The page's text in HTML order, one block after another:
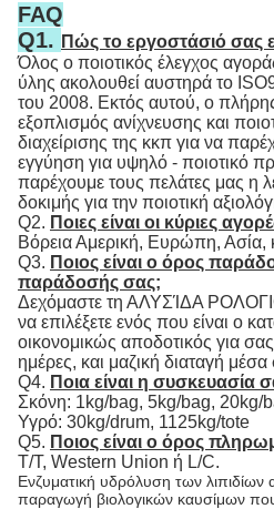
FAQ
Q1. Πώς το εργοστάσιό σας
Όλος ο ποιοτικός έλεγχος
ύλης ακολουθεί αυστηρά το
του 2008. Εκτός αυτού, ο
εξοπλισμός ανίχνευσης και
διαχείρισης της κκπ για να
εγγύηση για υψηλό - ποιοτικό
παρέχουμε τους πελάτες μας η
δοκιμής για την ποιοτική
Q2. Ποιες είναι οι κύριες
Βόρεια Αμερική, Ευρώπη, Ασία,
Q3. Ποιος είναι ο όρος
παράδοσής σας;
Δεχόμαστε τη ΑΛΥΣΊΔΑ
να επιλέξετε ενός που είναι ο
οικονομικώς αποδοτικός για
ημέρες, και μαζική διαταγή
Q4. Ποια είναι η συσκευασία
Σκόνη: 1kg/bag, 5kg/bag, 20kg/
Υγρό: 30kg/drum, 1125kg/tote
Q5. Ποιος είναι ο όρος
T/T, Western Union ή L/C.
Ενζυματική υδρόλυση των λιπιδίων
παραγωγή βιολογικών καυσίμων